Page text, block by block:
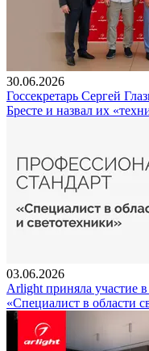
30.06.2026
Госсекретарь Сергей
Бресте и назвал их
03.06.2026
Arlight приняла участие в
«Специалист в области